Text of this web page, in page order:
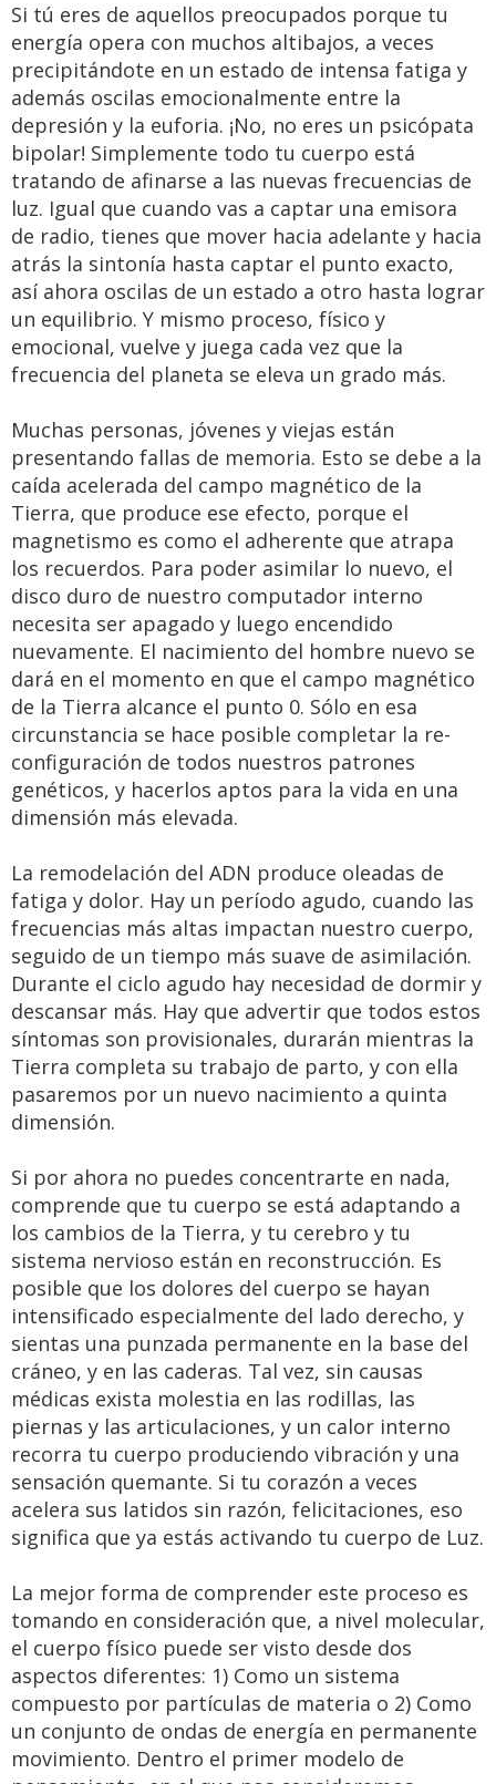
Si tú eres de aquellos preocupados porque tu
energía opera con muchos altibajos, a veces
precipitándote en un estado de intensa fatiga y
además oscilas emocionalmente entre la
depresión y la euforia. ¡No, no eres un psicópata
bipolar! Simplemente todo tu cuerpo está
tratando de afinarse a las nuevas frecuencias de
luz. Igual que cuando vas a captar una emisora
de radio, tienes que mover hacia adelante y hacia
atrás la sintonía hasta captar el punto exacto,
así ahora oscilas de un estado a otro hasta lograr
un equilibrio. Y mismo proceso, físico y
emocional, vuelve y juega cada vez que la
frecuencia del planeta se eleva un grado más.
Muchas personas, jóvenes y viejas están
presentando fallas de memoria. Esto se debe a la
caída acelerada del campo magnético de la
Tierra, que produce ese efecto, porque el
magnetismo es como el adherente que atrapa
los recuerdos. Para poder asimilar lo nuevo, el
disco duro de nuestro computador interno
necesita ser apagado y luego encendido
nuevamente. El nacimiento del hombre nuevo se
dará en el momento en que el campo magnético
de la Tierra alcance el punto 0. Sólo en esa
circunstancia se hace posible completar la re-
configuración de todos nuestros patrones
genéticos, y hacerlos aptos para la vida en una
dimensión más elevada.
La remodelación del ADN produce oleadas de
fatiga y dolor. Hay un período agudo, cuando las
frecuencias más altas impactan nuestro cuerpo,
seguido de un tiempo más suave de asimilación.
Durante el ciclo agudo hay necesidad de dormir y
descansar más. Hay que advertir que todos estos
síntomas son provisionales, durarán mientras la
Tierra completa su trabajo de parto, y con ella
pasaremos por un nuevo nacimiento a quinta
dimensión.
Si por ahora no puedes concentrarte en nada,
comprende que tu cuerpo se está adaptando a
los cambios de la Tierra, y tu cerebro y tu
sistema nervioso están en reconstrucción. Es
posible que los dolores del cuerpo se hayan
intensificado especialmente del lado derecho, y
sientas una punzada permanente en la base del
cráneo, y en las caderas. Tal vez, sin causas
médicas exista molestia en las rodillas, las
piernas y las articulaciones, y un calor interno
recorra tu cuerpo produciendo vibración y una
sensación quemante. Si tu corazón a veces
acelera sus latidos sin razón, felicitaciones, eso
significa que ya estás activando tu cuerpo de Luz.
La mejor forma de comprender este proceso es
tomando en consideración que, a nivel molecular,
el cuerpo físico puede ser visto desde dos
aspectos diferentes: 1) Como un sistema
compuesto por partículas de materia o 2) Como
un conjunto de ondas de energía en permanente
movimiento. Dentro el primer modelo de